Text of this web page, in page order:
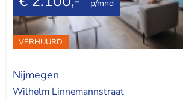
p/mnd
VERHUURD
Nijmegen
Wilhelm Linnemannstraat